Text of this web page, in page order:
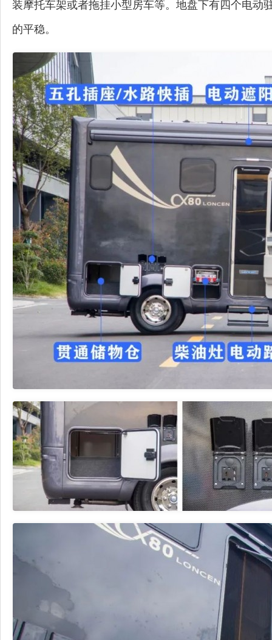
装摩托车架或者拖挂小型房车等。地盘下有四个电
的平稳。